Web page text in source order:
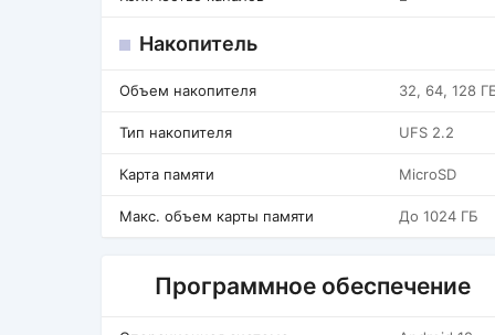
Накопитель
Объем накопителя 32, 64, 128
Тип накопителя UFS 2.2
Карта памяти MicroSD
Макс. объем карты памяти До 1024 ГБ
Программное обеспечение